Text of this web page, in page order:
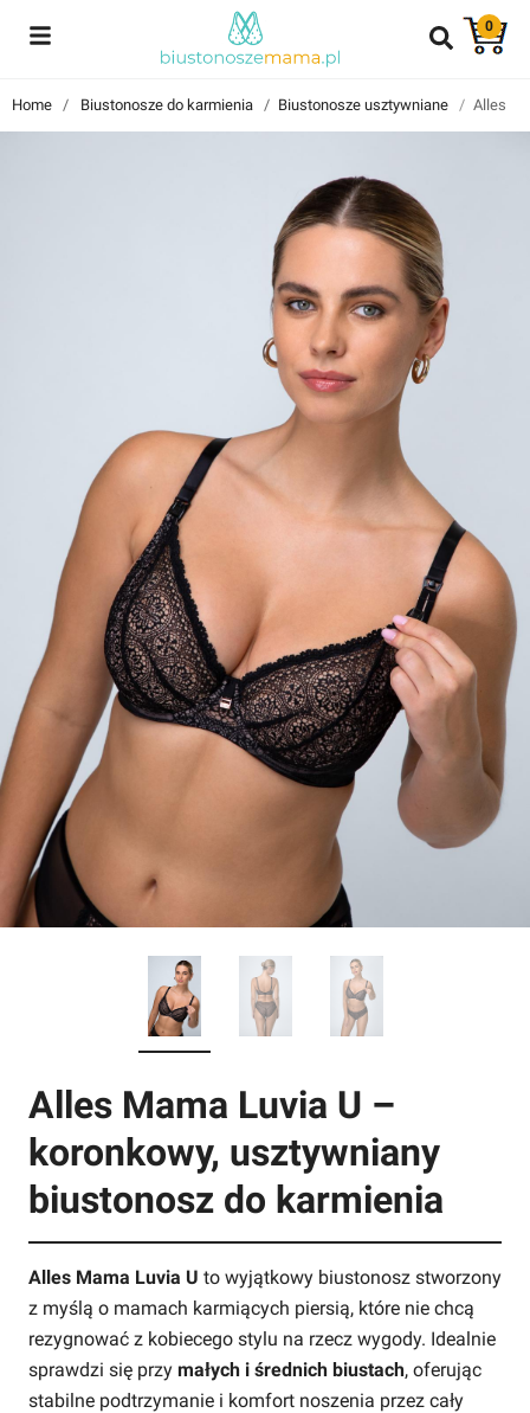
0
Reviews
Znajdź i przeczytaj historie użytkowników takich jak Ty!
Home Biustonosze do karmienia Biustonosze usztywniane Alles
Alles Mama Luvia U –
koronkowy, usztywniany
biustonosz do karmienia
Alles Mama Luvia U to wyjątkowy biustonosz stworzony
z myślą o mamach karmiących piersią, które nie chcą
rezygnować z kobiecego stylu na rzecz wygody. Idealnie
sprawdzi się przy małych i średnich biustach, oferując
stabilne podtrzymanie i komfort noszenia przez cały